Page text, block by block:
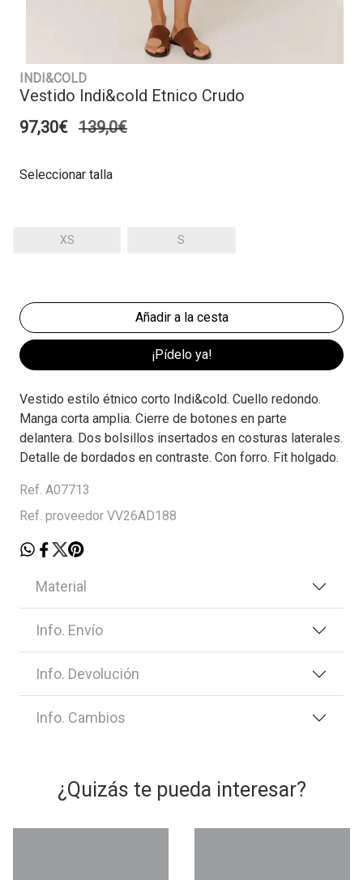
INDI&COLD
Vestido Indi&cold Etnico Crudo
97,30€ 139,0€
Seleccionar talla
XS S
¡Pídelo ya!
Vestido estilo étnico corto Indi&cold. Cuello redondo.
Manga corta amplia. Cierre de botones en parte
delantera. Dos bolsillos insertados en costuras laterales.
Detalle de bordados en contraste. Con forro. Fit holgado.
Ref. A07713
Ref. proveedor VV26AD188
Material
Info. Envío
Info. Devolución
Info. Cambios
¿Quizás te pueda interesar?